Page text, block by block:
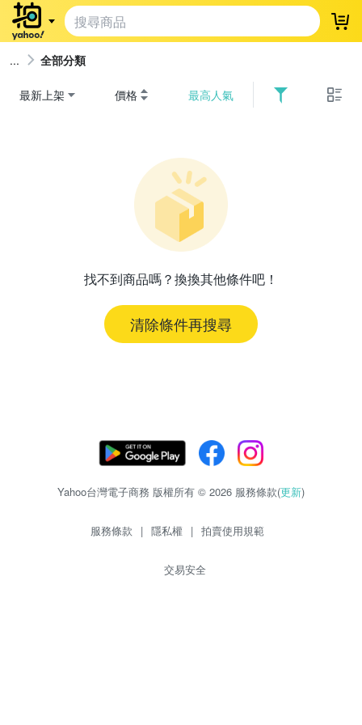
登
全部分類
最新上架 價格 最高人氣
找不到商品嗎？換換其他條件吧！
清除條件再搜尋
Yahoo台灣電子商務 版權所有 © 2026 服務條款(更新)
服務條款 | 隱私權 | 拍賣使用規範
交易安全